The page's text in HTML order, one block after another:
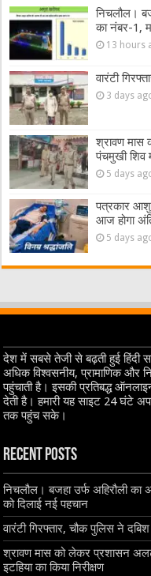
निचलौल।
का नंबर-1,
13 hours
वारंटी
3 days
श्रावण मास
पंचमुखी शिव
5 days
पत्रकार
आज होगा
5 days
देश में सबसे तेजी से बढ़ती हुई हिंदी
अधिक विश्वसनीय, प्रामाणिक और
पहुंचाती है। इसकी प्रतिबद्ध
देती है। हमारी यह साइट 24 घंटे
तक पहुंच सके।
Recent Posts
निचलौल। बजहा उर्फ अहिरौली
को दिलाई नई पहचान
वारंटी गिरफ्तार, चौक पुलिस ने
श्रावण मास को लेकर प्रशासन
इटहिया का किया निरीक्षण